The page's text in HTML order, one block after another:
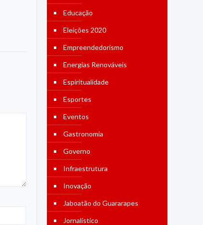
Educação
Eleições 2020
Empreendedorismo
Energias Renováveis
Espiritualidade
Esportes
Eventos
Gastronomia
Governo
Infraestrutura
Inovação
Jaboatão do Guararapes
Jornalístico